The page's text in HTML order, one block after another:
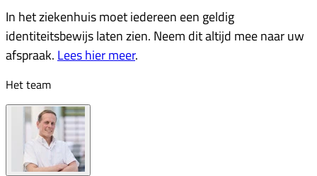
In het ziekenhuis moet iedereen een geldig
identiteitsbewijs laten zien. Neem dit altijd mee naar uw
afspraak. Lees hier meer.
Het team